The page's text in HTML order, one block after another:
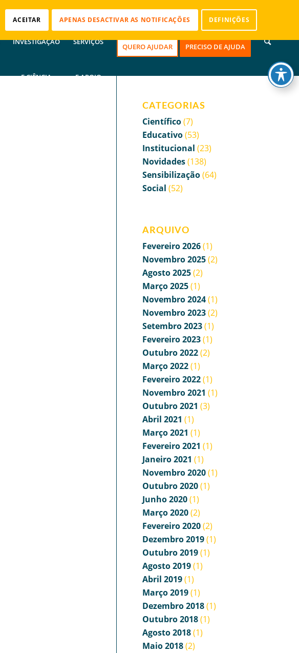
CONTACTOS
INVESTIGAÇÃO
E CIÊNCIA
SERVIÇOS
E APOIO
QUERO AJUDAR PRECISO DE AJUDA
CATEGORIAS
Científico(7)
Educativo(53)
Institucional (23)
Novidades(138)
Sensibilização(64)
Social (52)
ARQUIVO
Fevereiro 2026(1)
Novembro 2025(2)
Agosto 2025(2)
Março 2025(1)
Novembro 2024(1)
Novembro 2023(2)
Setembro 2023(1)
Fevereiro 2023(1)
Outubro 2022(2)
Março 2022(1)
Fevereiro 2022(1)
Novembro 2021 (1)
Outubro 2021 (3)
Abril 2021 (1)
Março 2021 (1)
Fevereiro 2021 (1)
Janeiro 2021 (1)
Novembro 2020(1)
Outubro 2020(1)
Junho 2020(1)
Março 2020(2)
Fevereiro 2020(2)
Dezembro 2019(1)
Outubro 2019(1)
Agosto 2019(1)
Abril 2019(1)
Março 2019(1)
Dezembro 2018(1)
Outubro 2018(1)
Agosto 2018(1)
Maio 2018(2)
ACEITAR APENAS DESACTIVAR AS NOTIFICAÇÕES DEFINIÇÕES